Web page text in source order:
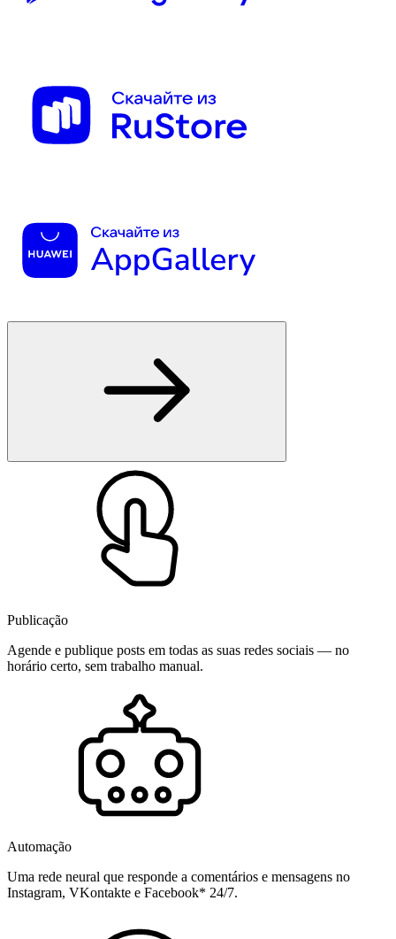
Publicação
Agende e publique posts em todas as suas redes sociais — no
horário certo, sem trabalho manual.
Automação
Uma rede neural que responde a comentários e mensagens no
Instagram, VKontakte e Facebook* 24/7.